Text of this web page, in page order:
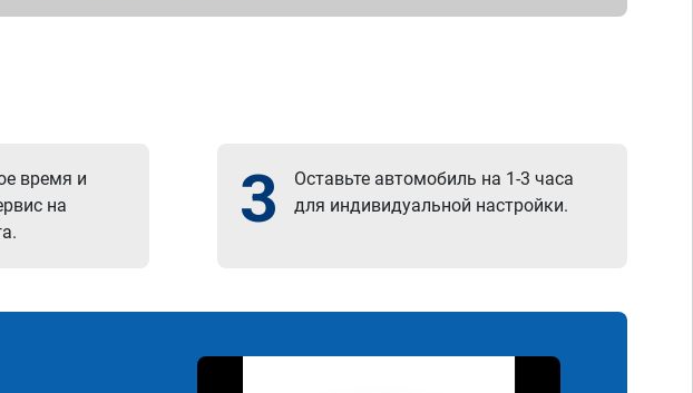
время и
на
3
Оставьте автомобиль на 1-3 часа
для индивидуальной настройки.